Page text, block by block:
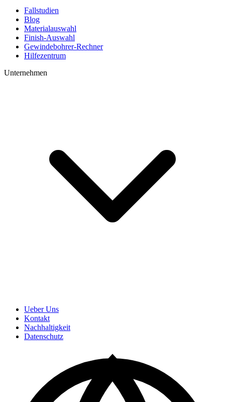
Fallstudien
Blog
Materialauswahl
Finish-Auswahl
Gewindebohrer-Rechner
Hilfezentrum
Unternehmen
Ueber Uns
Kontakt
Nachhaltigkeit
Datenschutz